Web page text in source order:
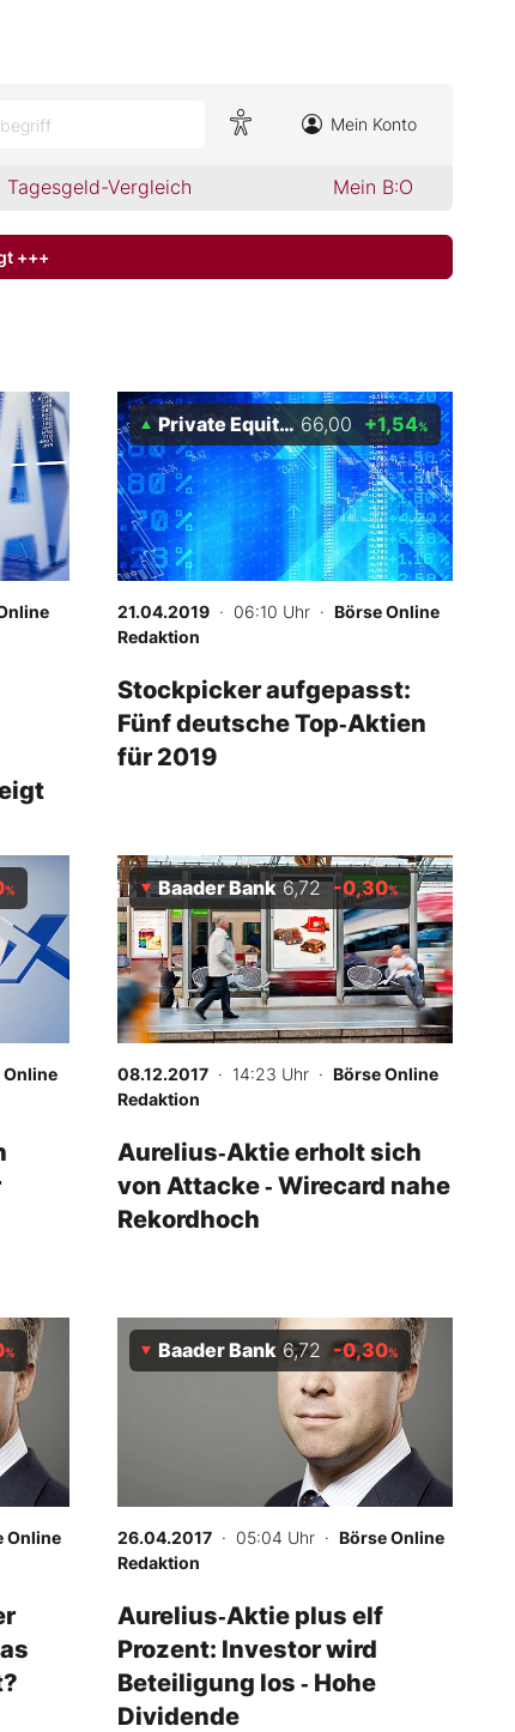
Mein Konto
Tagesgeld-Vergleich Mein B:O
+++
Private Equity Holding AG 66,00 +1,54%
21.04.2019 · 06:10 Uhr · Börse Online
Redaktion
Stockpicker aufgepasst:
Fünf deutsche Top‑Aktien
für 2019
%
Online
Baader Bank 6,72 -0,30%
08.12.2017 · 14:23 Uhr · Börse Online
Redaktion
Aurelius‑Aktie erholt sich
von Attacke ‑ Wirecard nahe
Rekordhoch
%
Online
Baader Bank 6,72 -0,30%
26.04.2017 · 05:04 Uhr · Börse Online
Redaktion
Aurelius‑Aktie plus elf
Prozent: Investor wird
Beteiligung los ‑ Hohe
Dividende